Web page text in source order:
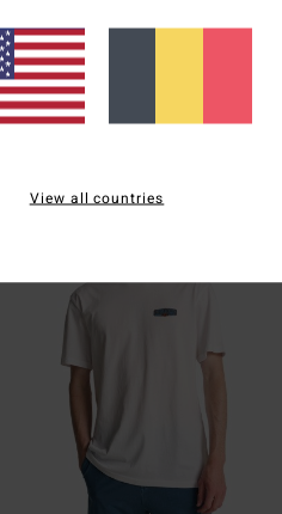
T-Shirt à manches courtes Blanc Homme
29,95 € 55%
13,48 €
BONS PLANS
View all countries